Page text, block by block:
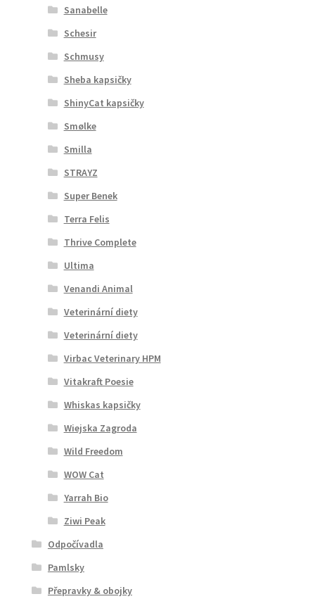
Sanabelle
Schesir
Schmusy
Sheba kapsičky
ShinyCat kapsičky
Smølke
Smilla
STRAYZ
Super Benek
Terra Felis
Thrive Complete
Ultima
Venandi Animal
Veterinární diety
Veterinární diety
Virbac Veterinary HPM
Vitakraft Poesie
Whiskas kapsičky
Wiejska Zagroda
Wild Freedom
WOW Cat
Yarrah Bio
Ziwi Peak
Odpočívadla
Pamlsky
Přepravky & obojky